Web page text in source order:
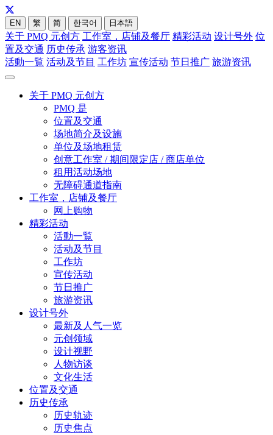
EN 繁 简 한국어 日本語
关于 PMQ 元创方 工作室，店铺及餐厅 精彩活动 设计号外 位
置及交通 历史传承 游客资讯
活動一覧 活动及节目 工作坊 宣传活动 节日推广 旅游资讯
关于 PMQ 元创方
PMQ 是
位置及交通
场地简介及设施
单位及场地租赁
创意工作室 / 期间限定店 / 商店单位
租用活动场地
无障碍通道指南
工作室，店铺及餐厅
网上购物
精彩活动
活動一覧
活动及节目
工作坊
宣传活动
节日推广
旅游资讯
设计号外
最新及人气一览
元创领域
设计视野
人物访谈
文化生活
位置及交通
历史传承
历史轨迹
历史焦点